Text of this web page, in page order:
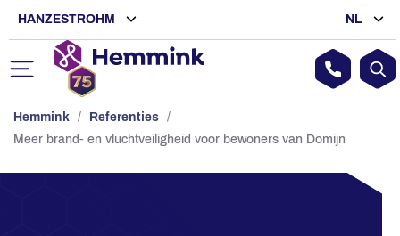
HANZESTROHM NL
Hemmink / Referenties /
Meer brand- en vluchtveiligheid voor bewoners van Domijn